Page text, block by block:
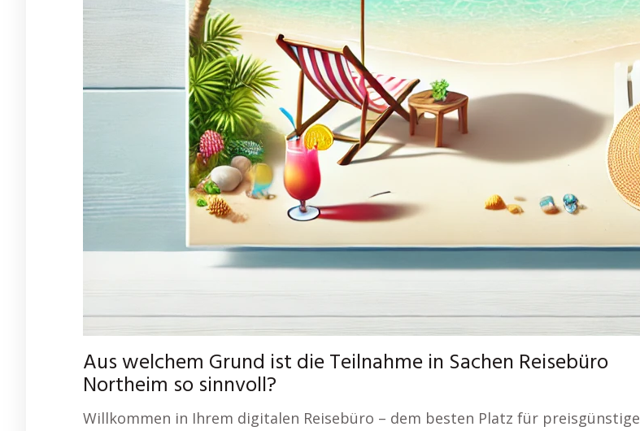
Aus welchem Grund ist die Teilnahme in Sachen Reisebüro
Northeim so sinnvoll?
Willkommen in Ihrem digitalen Reisebüro – dem besten Platz für preisgünstige